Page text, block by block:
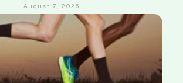
August 7, 2026